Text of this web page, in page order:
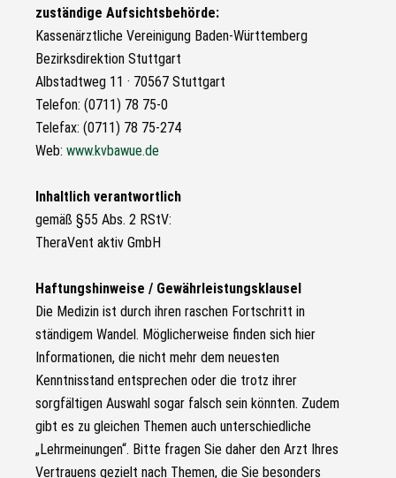
zuständige Aufsichtsbehörde:
Kassenärztliche Vereinigung Baden-Württemberg
Bezirksdirektion Stuttgart
Albstadtweg 11 · 70567 Stuttgart
Telefon: (0711) 78 75-0
Telefax: (0711) 78 75-274
Web: www.kvbawue.de
Inhaltlich verantwortlich
gemäß §55 Abs. 2 RStV:
TheraVent aktiv GmbH
Haftungshinweise / Gewährleistungsklausel
Die Medizin ist durch ihren raschen Fortschritt in
ständigem Wandel. Möglicherweise finden sich hier
Informationen, die nicht mehr dem neuesten
Kenntnisstand entsprechen oder die trotz ihrer
sorgfältigen Auswahl sogar falsch sein könnten. Zudem
gibt es zu gleichen Themen auch unterschiedliche
„Lehrmeinungen“. Bitte fragen Sie daher den Arzt Ihres
Vertrauens gezielt nach Themen, die Sie besonders